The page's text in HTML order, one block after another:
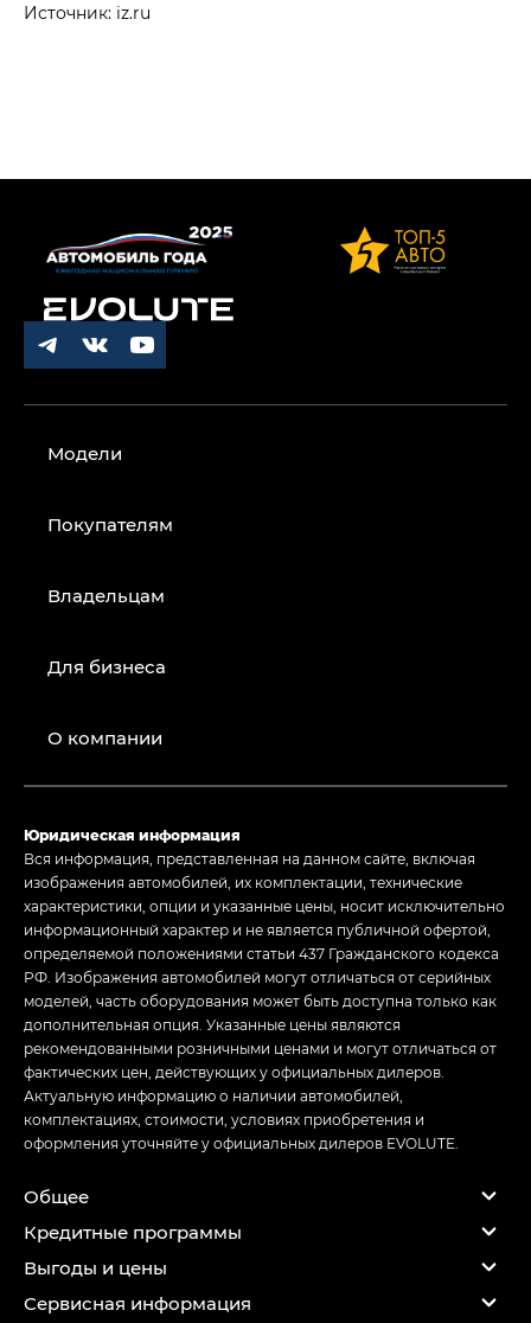
Источник: iz.ru
Модели
Покупателям
Владельцам
Для бизнеса
О компании
Юридическая информация
Вся информация, представленная на данном сайте, включая
изображения автомобилей, их комплектации, технические
характеристики, опции и указанные цены, носит исключительно
информационный характер и не является публичной офертой,
определяемой положениями статьи 437 Гражданского кодекса
РФ. Изображения автомобилей могут отличаться от серийных
моделей, часть оборудования может быть доступна только как
дополнительная опция. Указанные цены являются
рекомендованными розничными ценами и могут отличаться от
фактических цен, действующих у официальных дилеров.
Актуальную информацию о наличии автомобилей,
комплектациях, стоимости, условиях приобретения и
оформления уточняйте у официальных дилеров EVOLUTE.
Общее
Кредитные программы
Выгоды и цены
Сервисная информация